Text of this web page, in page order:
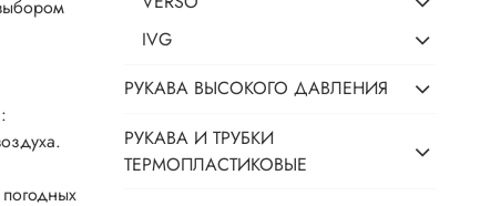
IVG
РУКАВА ВЫСОКОГО ДАВЛЕНИЯ
РУКАВА И ТРУБКИ
ТЕРМОПЛАСТИКОВЫЕ